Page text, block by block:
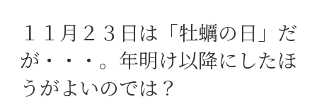
１１月２３日は「牡蠣の日」だ
が・・・。年明け以降にしたほ
うがよいのでは？